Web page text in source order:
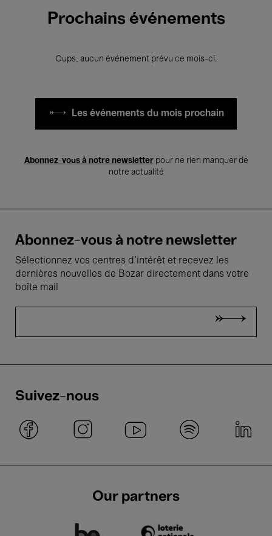
Prochains événements
Oups, aucun événement prévu ce mois-ci.
Les événements du mois prochain
Abonnez-vous à notre newsletterpour ne rien manquer de
notre actualité
Abonnez-vous à notre newsletter
Sélectionnez vos centres d'intérêt et recevez les
dernières nouvelles de Bozar directement dans votre
boîte mail
Suivez-nous
Our partners